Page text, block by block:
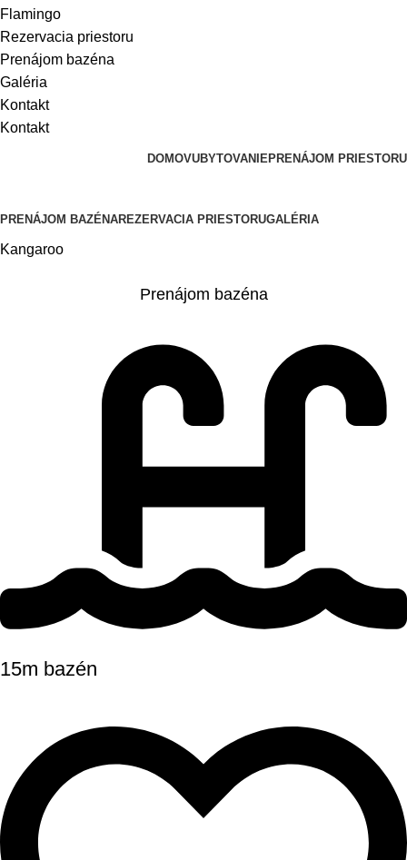
Flamingo
Rezervacia priestoru
Prenájom bazéna
Galéria
Kontakt
Kontakt
DOMOVUBYTOVANIEPRENÁJOM PRIESTORU
PRENÁJOM BAZÉNAREZERVACIA PRIESTORUGALÉRIA
Kangaroo
Prenájom bazéna
15m bazén